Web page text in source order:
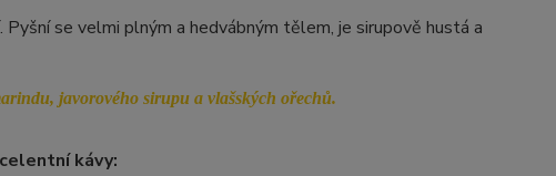
Pyšní se velmi plným a hedvábným tělem, je sirupově hustá a
javorového sirupu a vlašských ořechů.
kávy: